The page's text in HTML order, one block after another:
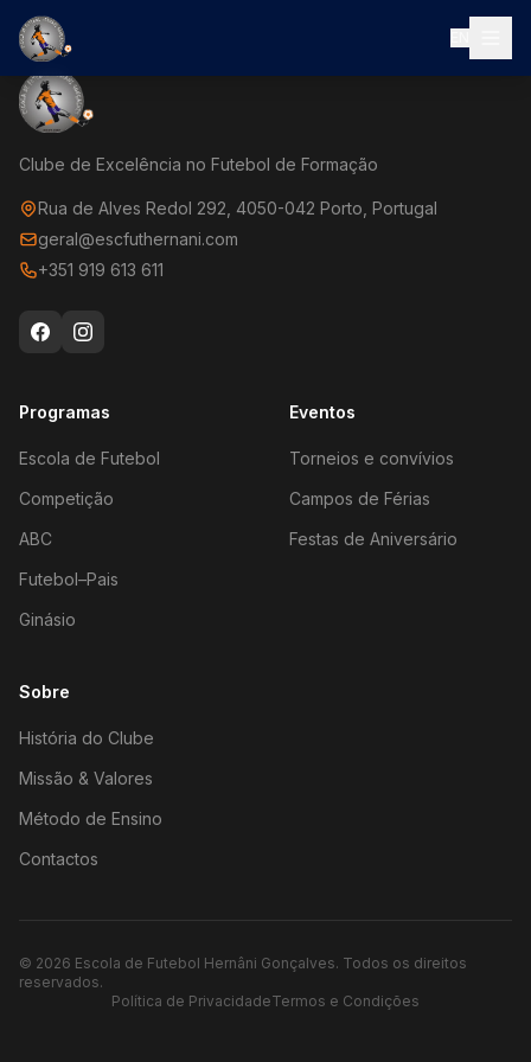
Clube de Excelência no Futebol de Formação
Rua de Alves Redol 292, 4050-042 Porto, Portugal
geral@escfuthernani.com
+351 919 613 611
Programas
Escola de Futebol
Competição
ABC
Futebol–Pais
Ginásio
Eventos
Torneios e convívios
Campos de Férias
Festas de Aniversário
Sobre
História do Clube
Missão & Valores
Método de Ensino
Contactos
© 2026 Escola de Futebol Hernâni Gonçalves. Todos os direitos
reservados.
Política de PrivacidadeTermos e Condições